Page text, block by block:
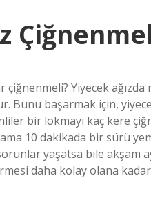
çiğnenmeli? Yiyecek
Bunu başarmak için,
bir lokmayı kaç kere
10 dakikada bir sürü
yaşatsa bile akşam
daha kolay olana kadar